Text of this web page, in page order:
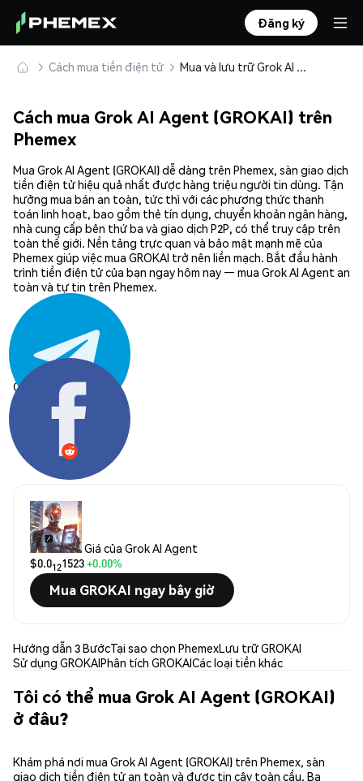
Đăng ký
Cách mua tiền điện tử Mua và lưu trữ Grok AI Agent (GROKAI) an toàn
Cách mua Grok AI Agent (GROKAI) trên
Phemex
Mua Grok AI Agent (GROKAI) dễ dàng trên Phemex, sàn giao dịch
tiền điện tử hiệu quả nhất được hàng triệu người tin dùng. Tận
hưởng mua bán an toàn, tức thì với các phương thức thanh
toán linh hoạt, bao gồm thẻ tín dụng, chuyển khoản ngân hàng,
nhà cung cấp bên thứ ba và giao dịch P2P, có thể truy cập trên
toàn thế giới. Nền tảng trực quan và bảo mật mạnh mẽ của
Phemex giúp việc mua GROKAI trở nên liền mạch. Bắt đầu hành
trình tiền điện tử của bạn ngay hôm nay — mua Grok AI Agent an
toàn và tự tin trên Phemex.
Chia sẻ:
Giá của Grok AI Agent
$0.0121523+0.00%
Mua GROKAI ngay bây giờ
Hướng dẫn 3 BướcTại sao chọn PhemexLưu trữ GROKAI
Sử dụng GROKAIPhân tích GROKAICác loại tiền khác
Tôi có thể mua Grok AI Agent (GROKAI)
ở đâu?
Khám phá nơi mua Grok AI Agent (GROKAI) trên Phemex, sàn
giao dịch tiền điện tử an toàn và được tin cậy toàn cầu. Ba